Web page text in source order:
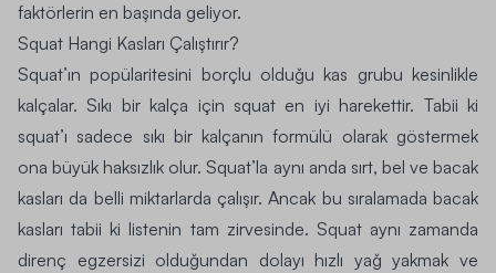
faktörlerin en başında geliyor.
Squat Hangi Kasları Çalıştırır?
Squat’ın popülaritesini borçlu olduğu kas grubu kesinlikle
kalçalar. Sıkı bir kalça için squat en iyi harekettir. Tabii ki
squat’ı sadece sıkı bir kalçanın formülü olarak göstermek
ona büyük haksızlık olur. Squat’la aynı anda sırt, bel ve bacak
kasları da belli miktarlarda çalışır. Ancak bu sıralamada bacak
kasları tabii ki listenin tam zirvesinde. Squat aynı zamanda
direnç egzersizi olduğundan dolayıhızlı yağ yakmak ve